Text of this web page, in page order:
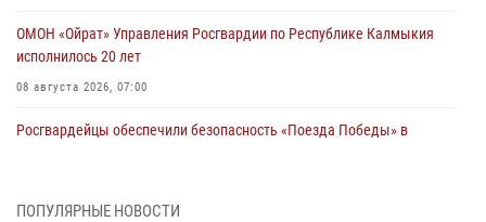
ОМОН «Ойрат» Управления Росгвардии по Республике Калмыкия
исполнилось 20 лет
08 августа 2026, 07:00
Росгвардейцы обеспечили безопасность «Поезда Победы» в
ПОПУЛЯРНЫЕ НОВОСТИ